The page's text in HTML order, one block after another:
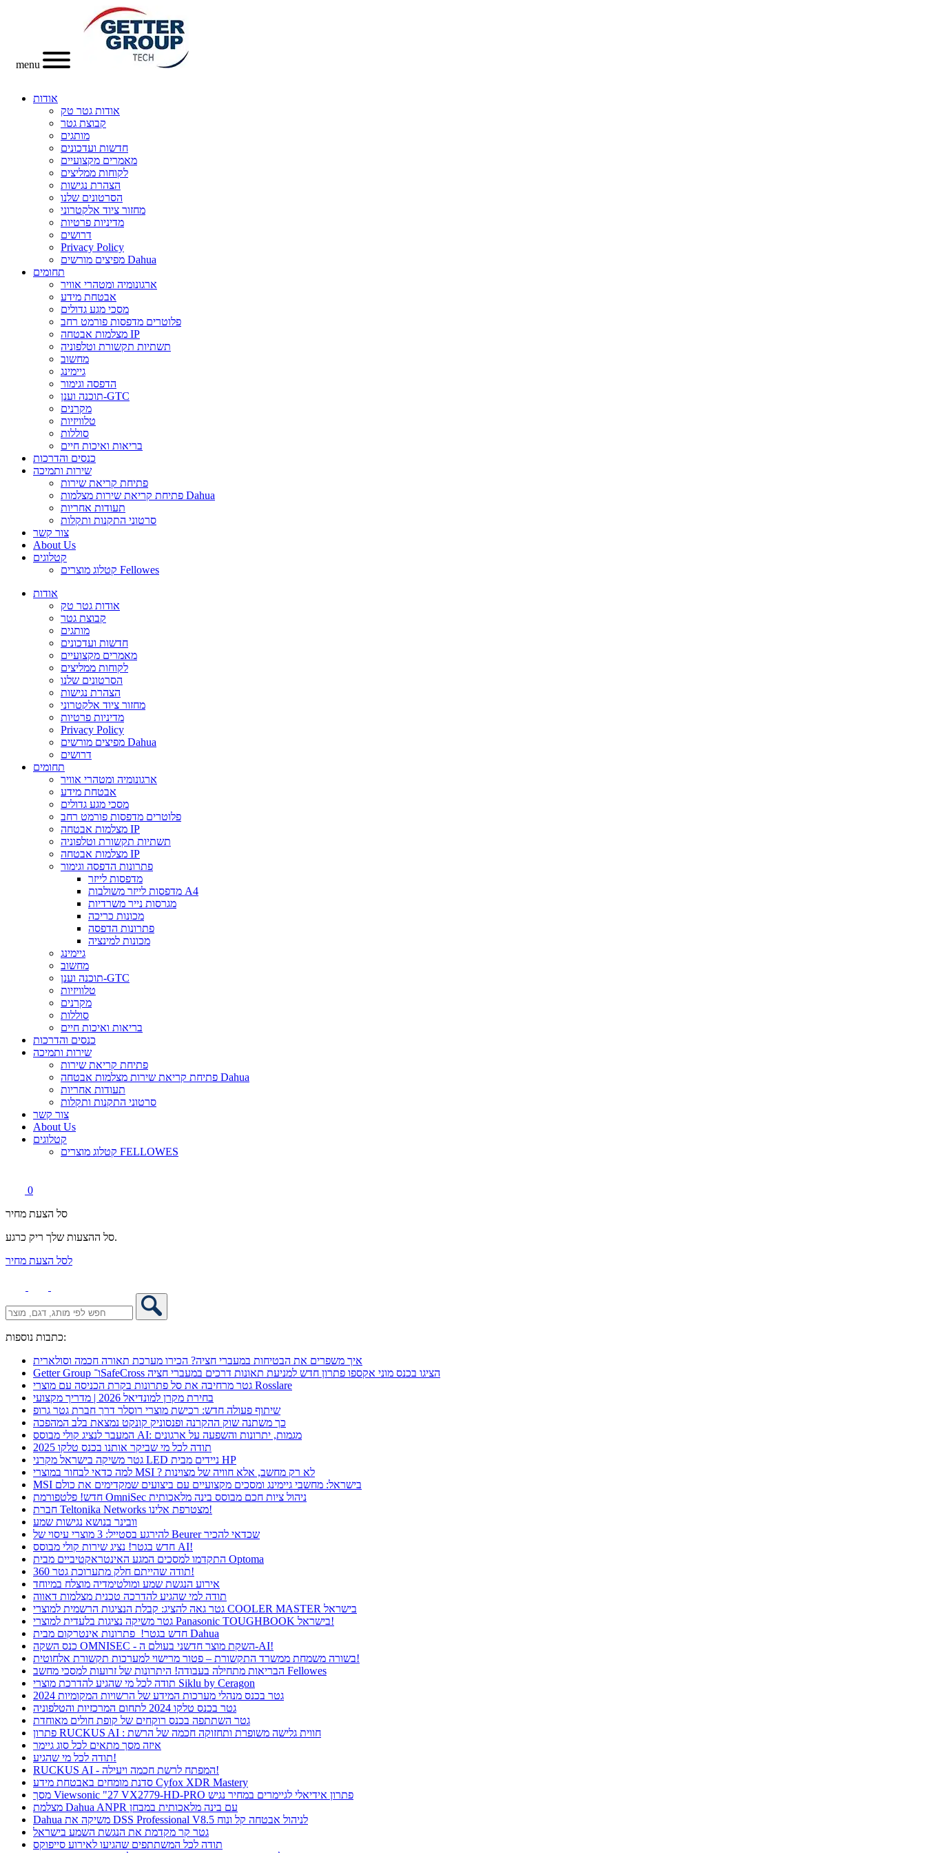
menu
אודות
אודות גטר טק
קבוצת גטר
מותגים
חדשות ועדכונים
מאמרים מקצועיים
לקוחות ממליצים
הצהרת נגישות
הסרטונים שלנו
מחזור ציוד אלקטרוני
מדיניות פרטיות
דרושים
Privacy Policy
מפיצים מורשים Dahua
תחומים
ארגונומיה ומטהרי אוויר
אבטחת מידע
מסכי מגע גדולים
פלוטרים מדפסות פורמט רחב
מצלמות אבטחה IP
תשתיות תקשורת וטלפוניה
מחשוב
גיימינג
הדפסה וגימור
תוכנה וענן-GTC
מקרנים
טלוויזיות
סוללות
בריאות ואיכות חיים
כנסים והדרכות
שירות ותמיכה
פתיחת קריאת שירות
פתיחת קריאת שירות מצלמות Dahua
תעודות אחריות
סרטוני התקנות ותקלות
צור קשר
About Us
קטלוגים
קטלוג מוצרים Fellowes
אודות
אודות גטר טק
קבוצת גטר
מותגים
חדשות ועדכונים
מאמרים מקצועיים
לקוחות ממליצים
הסרטונים שלנו
הצהרת נגישות
מחזור ציוד אלקטרוני
מדיניות פרטיות
Privacy Policy
מפיצים מורשים Dahua
דרושים
תחומים
ארגונומיה ומטהרי אוויר
אבטחת מידע
מסכי מגע גדולים
פלוטרים מדפסות פורמט רחב
מצלמות אבטחה IP
תשתיות תקשורת וטלפוניה
מצלמות אבטחה IP
פתרונות הדפסה וגימור
מדפסות לייזר
מדפסות לייזר משולבות A4
מגרסות נייר משרדיות
מכונות כריכה
פתרונות הדפסה
מכונות למינציה
גיימינג
מחשוב
תוכנה וענן-GTC
טלוויזיות
מקרנים
סוללות
בריאות ואיכות חיים
כנסים והדרכות
שירות ותמיכה
פתיחת קריאת שירות
פתיחת קריאת שירות מצלמות אבטחה Dahua
תעודות אחריות
סרטוני התקנות ותקלות
צור קשר
About Us
קטלוגים
קטלוג מוצרים FELLOWES
0
סל הצעת מחיר
סל ההצעות שלך ריק כרגע.
לסל הצעת מחיר
כתבות נוספות:
איך משפרים את הבטיחות במעברי חציה? הכירו מערכת תאורה חכמה וסולארית
Getter Group ו־SafeCross הציגו בכנס מוני אקספו פתרון חדש למניעת תאונות דרכים במעברי חציה
גטר מרחיבה את סל פתרונות בקרת הכניסה עם מוצרי Rosslare
בחירת מקרן למונדיאל 2026 | מדריך מקצועי
שיתוף פעולה חדש: רכישת מוצרי רוסלר דרך חברת גטר גרופ
כך משתנה שוק ההקרנה ופנסוניק קונקט נמצאת בלב המהפכה
המעבר לנציג קולי מבוסס AI: מגמות, יתרונות והשפעה על ארגונים
תודה לכל מי שביקר אותנו בכנס טלקו 2025
גטר משיקה בישראל מקרני LED ניידים מבית HP
למה כדאי לבחור במוצרי MSI ? לא רק מחשב, אלא חוויה של מצוינות
MSI בישראל: מחשבי גיימינג ומסכים מקצועיים עם ביצועים שמקדימים את כולם
חדש! פלטפורמת OmniSec ניהול ציות חכם מבוסס בינה מלאכותית
חברת Teltonika Networks מצטרפת אלינו!
וובינר בנושא נגישות שמע
להירגע בסטייל: 3 מוצרי עיסוי של Beurer שכדאי להכיר
חדש בגטר! נציג שירות קולי מבוסס AI!
התקדמו למסכים המגע האינטראקטיביים מבית Optoma
תודה שהייתם חלק מתערוכת גטר 360!
אירוע הנגשת שמע ומולטימדיה מוצלח במיוחד
תודה למי שהגיע להדרכה טכנית מצלמות דאווה
גטר גאה להציג: קבלת הנציגות הרשמית למוצרי COOLER MASTER בישראל
גטר משיקה נציגות בלעדית למוצרי Panasonic TOUGHBOOK בישראל!
חדש בגטר! פתרונות אינטרקום מבית Dahua
כנס השקה OMNISEC - השקת מוצר חדשני בעולם ה-AI!
בשורה משמחת ממשרד התקשורת – פטור מרישוי למערכות תקשורת אלחוטית!
הבריאות מתחילה בעבודה! היתרונות של זרועות למסכי מחשב Fellowes
תודה לכל מי שהגיע להדרכת מוצרי Siklu by Ceragon
גטר בכנס מנהלי מערכות המידע של הרשויות המקומיות 2024
גטר בכנס טלקו 2024 לתחום המרכזיות והטלפוניה
גטר השתתפה בכנס רוקחים של קופת חולים מאוחדת
פתרון RUCKUS AI : חווית גלישה משופרת ותחזוקה חכמה של הרשת
איזה מסך מתאים לכל סוג גיימר
תודה לכל מי שהגיע!
RUCKUS AI - המפתח לרשת חכמה ויעילה!
סדנת מומחים באבטחת מידע Cyfox XDR Mastery
מסך Viewsonic "27 VX2779-HD-PRO פתרון אידיאלי לגיימרים במחיר נגיש
מצלמת Dahua ANPR עם בינה מלאכותית במבחן
Dahua משיקה את DSS Professional V8.5 לניהול אבטחה קל ונוח
גטר קר מקדמת את הנגשת השמע בישראל
תודה לכל המשתתפים שהגיעו לאירוע סייפוקס